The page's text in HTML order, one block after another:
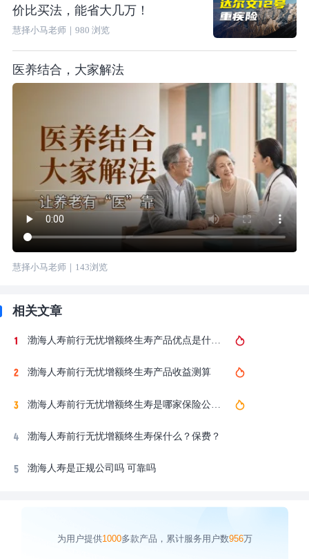
价比买法，能省大几万！
慧择小马老师｜ 980 浏览
医养结合，大家解法
慧择小马老师｜ 143浏览
相关文章
渤海人寿前行无忧增额终生寿产品优点是什么？
渤海人寿前行无忧增额终生寿产品收益测算
渤海人寿前行无忧增额终生寿是哪家保险公司的？
渤海人寿前行无忧增额终生寿保什么？保费？
渤海人寿是正规公司吗 可靠吗
为用户提供1000多款产品，累计服务用户数956万